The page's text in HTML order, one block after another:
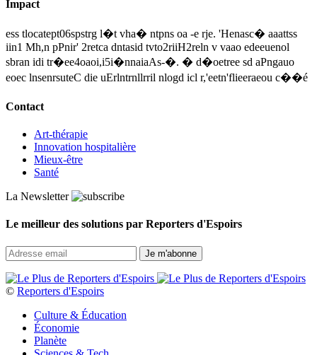
Impact
ess tlocatept06spstrg l�t vha� ntpns oa -e rje. 'Henasc� aaattss
iin1 Mh,n pPnir' 2retca dntasid tvto2riiH2reln v vaao edeeuenol
sbran idi tr�ee4oaoi,i5i�nnaiaAs-�. � d�oetree sd aPngauo
eoec lnsenrsuteC die uErlntrnllrril nlogd icl r,'eetn'flieeraeou c��é
Contact
Art-thérapie
Innovation hospitalière
Mieux-être
Santé
La Newsletter
Le meilleur des solutions par Reporters d'Espoirs
© Reporters d'Espoirs
Culture & Éducation
Économie
Planète